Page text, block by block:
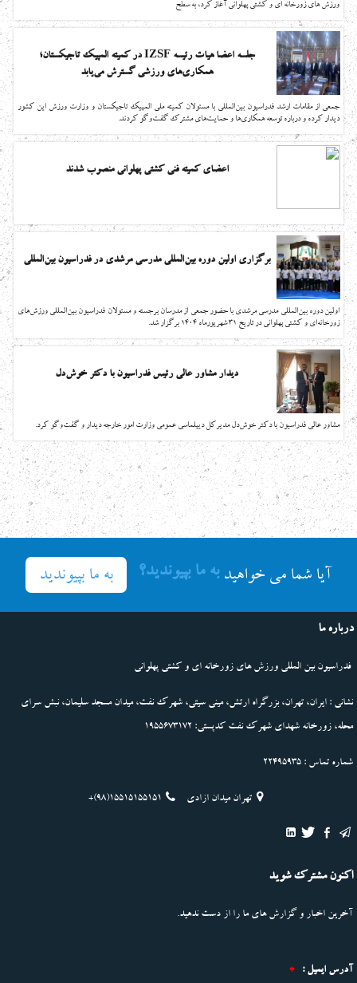
ورزش های زورخانه ای و کشتی پهلوانی آغاز کرد، به سطح
جلسه اعضا هیات رئیسه IZSF در کمیته المپیک تاجیکستان؛
همکاری‌های ورزشی گسترش می‌یابد
جمعی از مقامات ارشد فدراسیون بین‌المللی با مسئولان کمیته ملی المپیک تاجیکستان و وزارت ورزش این کشور
دیدار کرده و درباره توسعه همکاری‌ها و حمایت‌های مشترک گفت‌وگو کردند.
اعضای کمیته فنی کشتی پهلوانی منصوب شدند
برگزاری اولین دوره بین‌المللی مدرسی مرشدی در فدراسیون بین‌المللی
اولین دوره بین‌المللی مدرسی مرشدی با حضور جمعی از مدرسان برجسته و مسئولان فدراسیون بین‌المللی ورزش‌های
زورخانه‌ای و کشتی پهلوانی در تاریخ 31 شهریورماه 1404 برگزار شد.
دیدار مشاور عالی رئیس فدراسیون با دکتر خوش‌دل
مشاور عالي فدراسيون با دكتر خوش‌دل مدیرکل دیپلماسی عمومی وزارت امور خارجه ديدار و گفت‌وگو كرد.
آیا شما می خواهیدبه ما بپیوندید؟ به ما بپیوندید
درباره ما
فدراسیون بین المللی ورزش های زورخانه ای و کشتی پهلوانی
نشانی : ایران، تهران، بزرگراه ارتش، مینی سیتی، شهرک نفت، میدان مسجد سلیمان، نبش سرای
محله، زورخانه شهدای شهرک نفت کدپستی: 1955673172
شماره تماس : 22495935
تهران میدان ازادی +(98)15515155151
اکنون مشترک شوید
آخرین اخبار و گزارش های ما را از دست ندهید.
آدرس ایمیل : *